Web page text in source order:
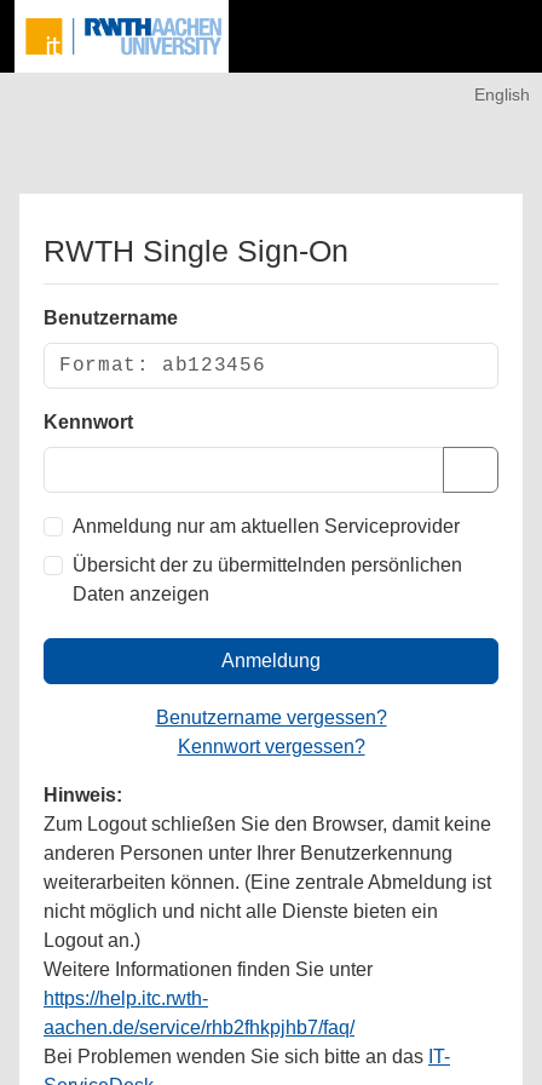
English
RWTH Single Sign-On
Benutzername
Kennwort
Anmeldung nur am aktuellen Serviceprovider
Übersicht der zu übermittelnden persönlichen
Daten anzeigen
Anmeldung
Benutzername vergessen?
Kennwort vergessen?
Hinweis:
Zum Logout schließen Sie den Browser, damit keine
anderen Personen unter Ihrer Benutzerkennung
weiterarbeiten können. (Eine zentrale Abmeldung ist
nicht möglich und nicht alle Dienste bieten ein
Logout an.)
Weitere Informationen finden Sie unter
https://help.itc.rwth-
aachen.de/service/rhb2fhkpjhb7/faq/
Bei Problemen wenden Sie sich bitte an das IT-